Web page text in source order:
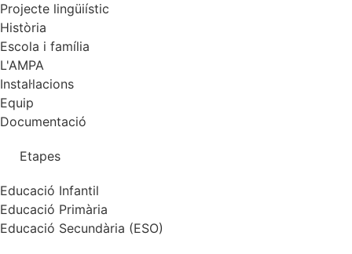
Projecte lingüiístic
Història
Escola i família
L'AMPA
Instal·lacions
Equip
Documentació
Etapes
Educació Infantil
Educació Primària
Educació Secundària (ESO)